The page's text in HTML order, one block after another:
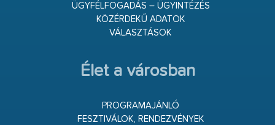
ÜGYFÉLFOGADÁS – ÜGYINTÉZÉS
KÖZÉRDEKŰ ADATOK
VÁLASZTÁSOK
Élet a városban
PROGRAMAJÁNLÓ
FESZTIVÁLOK, RENDEZVÉNYEK